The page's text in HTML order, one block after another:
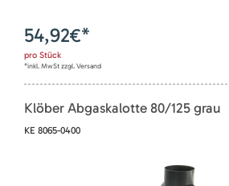
54,92€*
pro Stück
*inkl. MwSt zzgl. Versand
Klöber Abgaskalotte 80/125 grau
KE 8065-0400